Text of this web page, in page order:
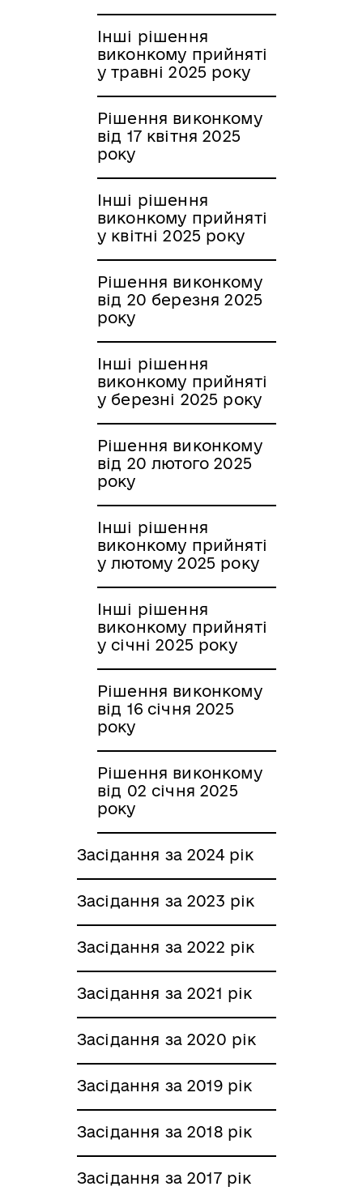
Інші рішення
виконкому прийняті
у травні 2025 року
Рішення виконкому
від 17 квітня 2025
року
Інші рішення
виконкому прийняті
у квітні 2025 року
Рішення виконкому
від 20 березня 2025
року
Інші рішення
виконкому прийняті
у березні 2025 року
Рішення виконкому
від 20 лютого 2025
року
Інші рішення
виконкому прийняті
у лютому 2025 року
Інші рішення
виконкому прийняті
у січні 2025 року
Рішення виконкому
від 16 січня 2025
року
Рішення виконкому
від 02 січня 2025
року
Засідання за 2024 рік
Засідання за 2023 рік
Засідання за 2022 рік
Засідання за 2021 рік
Засідання за 2020 рік
Засідання за 2019 рік
Засідання за 2018 рік
Засідання за 2017 рік